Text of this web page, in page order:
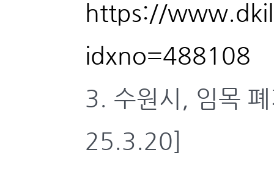
https://
idxno=488108
3. 수원시, 임목
25.3.20]